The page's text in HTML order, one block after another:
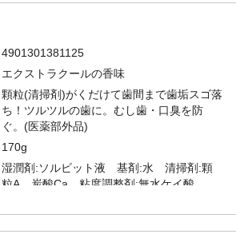
4901301381125
エクストラクールの香味
顆粒(清掃剤)がくだけて歯間まで歯垢スゴ落
ち！ツルツルの歯に。むし歯・口臭を防
ぐ。(医薬部外品)
170g
湿潤剤:ソルビット液 基剤:水 清掃剤:顆
粒A、炭酸Ca 粘度調整剤:無水ケイ酸、
剤:香料(エクストラクールミントタイプ)、
サッカリンNa pH調整剤:リン酸1Na、水酸